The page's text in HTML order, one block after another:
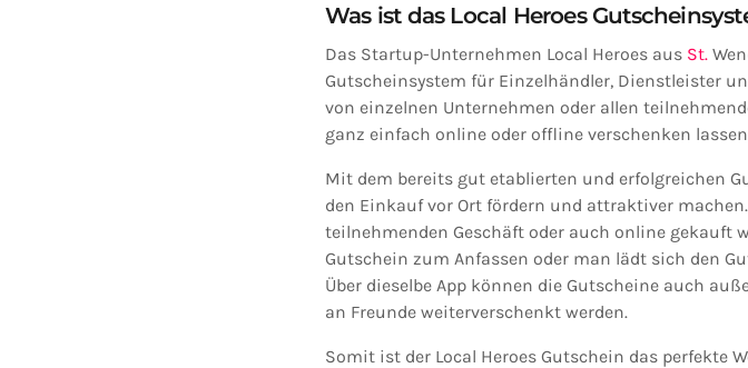
Was ist das Local Heroes
Das Startup-Unternehmen Local Heroes aus St.
Gutscheinsystem für Einzelhändler, Dienstleister
von einzelnen Unternehmen oder allen
ganz einfach online oder offline verschenken
Mit dem bereits gut etablierten und erfolgreichen
den Einkauf vor Ort fördern und attraktiver
teilnehmenden Geschäft oder auch online gekauft
Gutschein zum Anfassen oder man lädt sich den
Über dieselbe App können die Gutscheine auch
an Freunde weiterverschenkt werden.
Somit ist der Local Heroes Gutschein das perfekte